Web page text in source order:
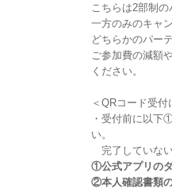
こちらは2部制の
一方のみのキャ
どちらかのパー
ご参加費の減額
ください。
＜QRコード受付
・受付前に以下
い。
完了していな
①公式アプリの
②本人確認書類